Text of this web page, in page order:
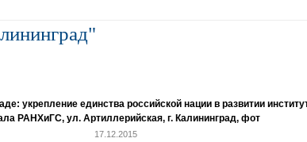
укрепление единства российской нации в развитии
РАНХиГС, ул. Артиллерийская, г. Калининград, фот
17.12.2015